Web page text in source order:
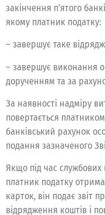
закінчення п’ятого
якому платник податку:
– завершує таке
– завершує виконання
дорученням та за
За наявності надміру
повертається
банківський рахунок
подання зазначеного
Якщо під час службових
платник податку
карток, він подає звіт
відрядження коштів і